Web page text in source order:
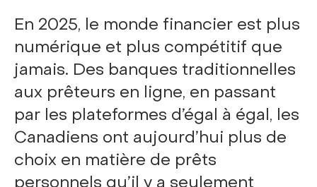
En 2025, le monde financier est plus
numérique et plus compétitif que
jamais. Des banques traditionnelles
aux prêteurs en ligne, en passant
par les plateformes d’égal à égal, les
Canadiens ont aujourd’hui plus de
choix en matière de prêts